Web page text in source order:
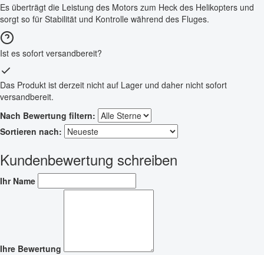
Es überträgt die Leistung des Motors zum Heck des Helikopters und
sorgt so für Stabilität und Kontrolle während des Fluges.
Ist es sofort versandbereit?
Das Produkt ist derzeit nicht auf Lager und daher nicht sofort
versandbereit.
Nach Bewertung filtern:
Sortieren nach:
Kundenbewertung schreiben
Ihr Name
Ihre Bewertung